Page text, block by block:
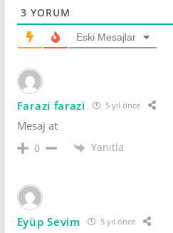
3 YORUM
Eski Mesajlar
Farazi farazi 5 yıl önce
Mesaj at
0 Yanıtla
Eyüp Sevim 5 yıl önce